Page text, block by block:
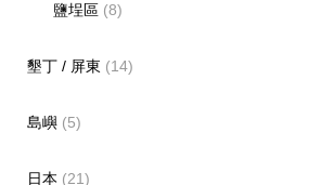
鹽埕區 (8)
墾丁 / 屏東 (14)
島嶼(5)
日本 (21)